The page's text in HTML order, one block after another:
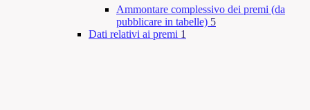
Ammontare complessivo dei premi (da
pubblicare in tabelle) 5
Dati relativi ai premi 1